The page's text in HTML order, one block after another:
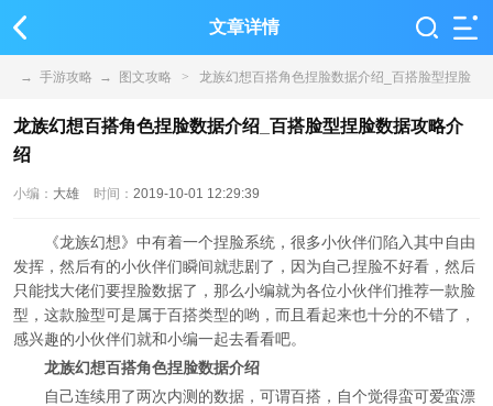
文章详情
→ 手游攻略 → 图文攻略 > 龙族幻想百搭角色捏脸数据介绍_百搭脸型捏脸
数据攻略介绍
龙族幻想百搭角色捏脸数据介绍_百搭脸型捏脸数据攻略介
绍
小编： 大雄 时间： 2019-10-01 12:29:39
《龙族幻想》中有着一个捏脸系统，很多小伙伴们陷入其中自由
发挥，然后有的小伙伴们瞬间就悲剧了，因为自己捏脸不好看，然后
只能找大佬们要捏脸数据了，那么小编就为各位小伙伴们推荐一款脸
型，这款脸型可是属于百搭类型的哟，而且看起来也十分的不错了，
感兴趣的小伙伴们就和小编一起去看看吧。
龙族幻想百搭角色捏脸数据介绍
自己连续用了两次内测的数据，可谓百搭，自个觉得蛮可爱蛮漂